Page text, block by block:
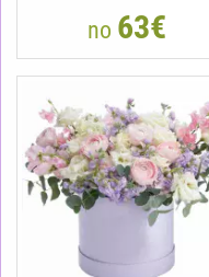
no 63€